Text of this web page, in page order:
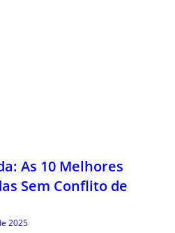
As 10 Melhores
Sem Conflito de
2025